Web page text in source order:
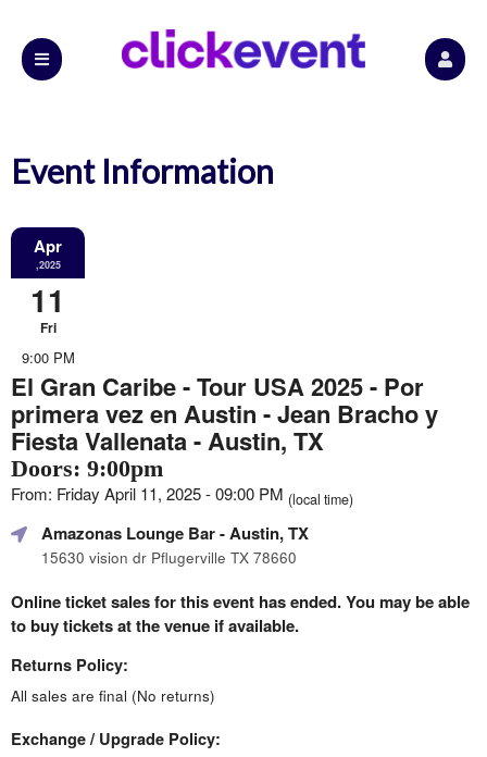
Event Information
Apr
,2025
11
Fri
9:00 PM
El Gran Caribe - Tour USA 2025 - Por
primera vez en Austin - Jean Bracho y
Fiesta Vallenata - Austin, TX
Doors: 9:00pm
From: Friday April 11, 2025 - 09:00 PM (local time)
Amazonas Lounge Bar- Austin, TX
15630 vision dr Pflugerville TX 78660
Online ticket sales for this event has ended. You may be able
to buy tickets at the venue if available.
Returns Policy:
All sales are final (No returns)
Exchange / Upgrade Policy: